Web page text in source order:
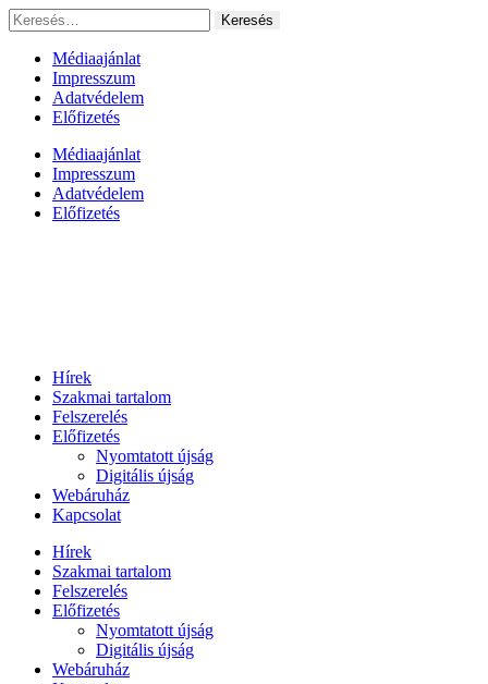
Ugrás
a
tartalomhoz
Keresés:
Médiaajánlat
Impresszum
Adatvédelem
Előfizetés
Médiaajánlat
Impresszum
Adatvédelem
Előfizetés
Hírek
Szakmai tartalom
Felszerelés
Előfizetés
Nyomtatott újság
Digitális újság
Webáruház
Kapcsolat
Hírek
Szakmai tartalom
Felszerelés
Előfizetés
Nyomtatott újság
Digitális újság
Webáruház